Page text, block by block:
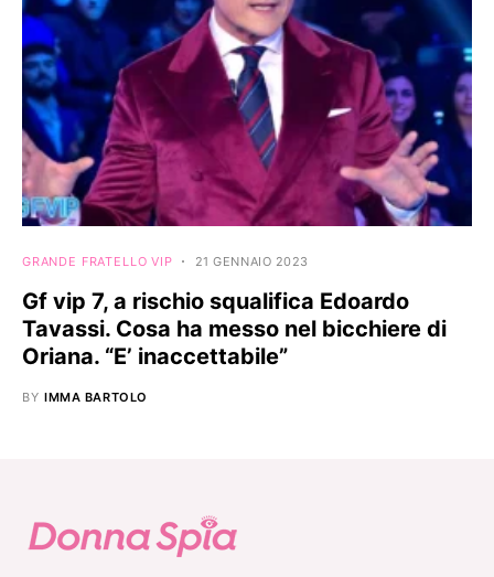
GRANDE FRATELLO VIP 21 GENNAIO 2023
Gf vip 7, a rischio squalifica Edoardo
Tavassi. Cosa ha messo nel bicchiere di
Oriana. “E’ inaccettabile”
BY IMMA BARTOLO